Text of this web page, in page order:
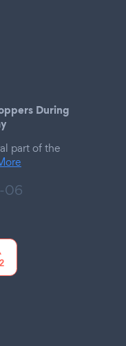
During
part of the
06